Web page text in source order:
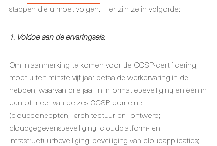
stappen die u moet volgen. Hier zijn ze in volgorde:
1. Voldoe aan de ervaringseis.
Om in aanmerking te komen voor de CCSP-certificering,
moet u ten minste vijf jaar betaalde werkervaring in de IT
hebben, waarvan drie jaar in informatiebeveiliging en één in
een of meer van de zes CCSP-domeinen
(cloudconcepten, -architectuur en -ontwerp;
cloudgegevensbeveiliging; cloudplatform- en
infrastructuurbeveiliging; beveiliging van cloudapplicaties;